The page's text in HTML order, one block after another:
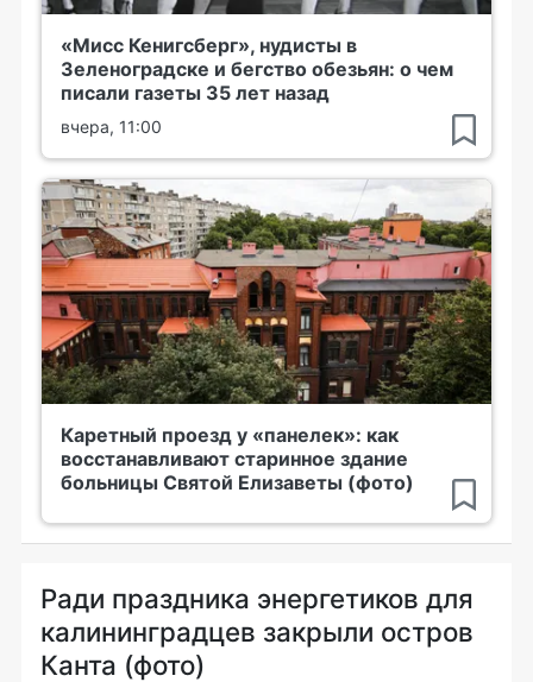
«Мисс Кенигсберг», нудисты в
Зеленоградске и бегство обезьян: о чем
писали газеты 35 лет назад
вчера, 11:00
Каретный проезд у «панелек»: как
восстанавливают старинное здание
больницы Святой Елизаветы (фото)
Ради праздника энергетиков для
калининградцев закрыли остров
Канта (фото)